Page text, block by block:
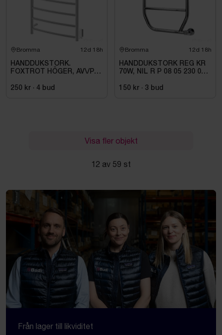
Bromma 12d 18h
HANDDUKSTORK.
FOXTROT HÖGER, AV\/PÅ
250 kr · 4 bud
Bromma 12d 18h
HANDDUKSTORK REG KR
70W, NIL R P 08 05 230 01
150 kr · 3 bud
Visa fler objekt
12 av 59 st
Från lager till likviditet